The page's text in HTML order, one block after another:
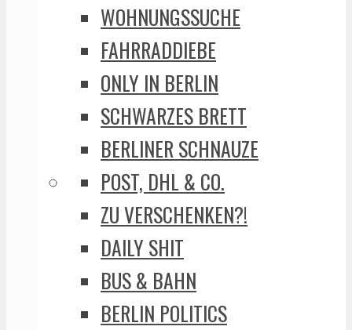
WOHNUNGSSUCHE
FAHRRADDIEBE
ONLY IN BERLIN
SCHWARZES BRETT
BERLINER SCHNAUZE
POST, DHL & CO.
ZU VERSCHENKEN?!
DAILY SHIT
BUS & BAHN
BERLIN POLITICS